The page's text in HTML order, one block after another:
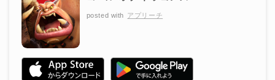
posted with アプリーチ